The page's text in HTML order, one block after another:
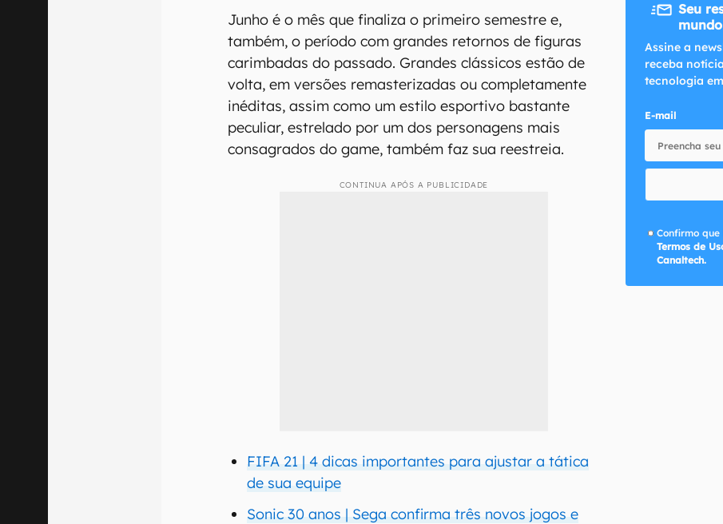
Junho é o mês que finaliza o primeiro semestre e,
também, o período com grandes retornos de figuras
carimbadas do passado. Grandes clássicos estão de
volta, em versões remasterizadas ou completamente
inéditas, assim como um estilo esportivo bastante
peculiar, estrelado por um dos personagens mais
consagrados do game, também faz sua reestreia.
CONTINUA APÓS A PUBLICIDADE
FIFA 21 | 4 dicas importantes para ajustar a tática
de sua equipe
Sonic 30 anos | Sega confirma três novos jogos e
Seu
Assine a
receba
tecnologia
E-mail
Confirmo
Termos de
Canaltech.